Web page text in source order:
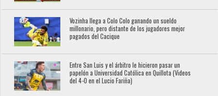
Vozinha llega a Colo Colo ganando un sueldo
millonario, pero distante de los jugadores mejor
pagados del Cacique
Entre San Luis y el árbitro le hicieron pasar un
papelón a Universidad Católica en Quillota (Videos
del 4-0 en el Lucio Fariña)